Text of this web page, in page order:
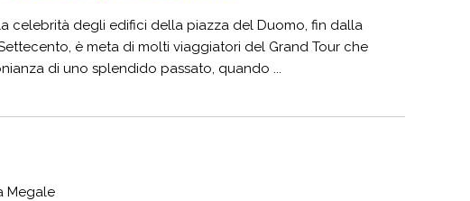
celebrità degli edifici della piazza del Duomo, fin dalla
è meta di molti viaggiatori del Grand Tour che
di uno splendido passato, quando ...
Megale